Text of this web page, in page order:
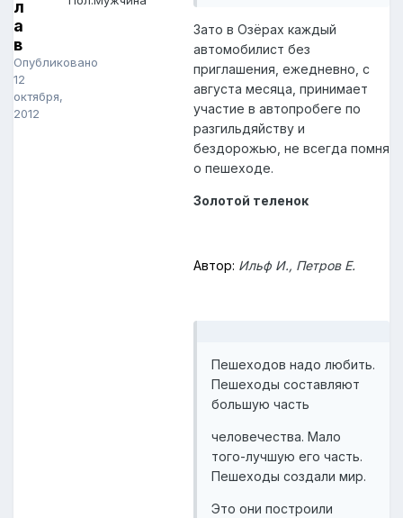
л
а
в
Опубликовано
12
октября,
2012
Зато в Озёрах каждый
автомобилист без
приглашения, ежедневно, с
августа месяца, принимает
участие в автопробеге по
разгильдяйству и
бездорожью, не всегда помня
о пешеходе.
Золотой теленок
Автор: Ильф И., Петров Е.
Пешеходов надо любить.
Пешеходы составляют
большую часть
человечества. Мало
того-лучшую его часть.
Пешеходы создали мир.
Это они построили